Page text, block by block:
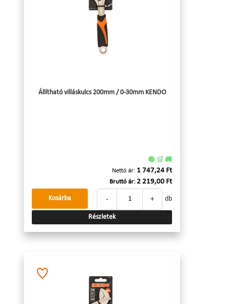
Állítható villáskulcs 200mm / 0-30mm KENDO
🟢 🛒 🚚
Nettó ár: 1 747,24 Ft
Bruttó ár: 2 219,00 Ft
- + db
Kosárba
Részletek